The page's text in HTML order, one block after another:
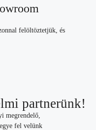
felöltöztetjük, és
partnerünk!
megrendelő,
fel velünk